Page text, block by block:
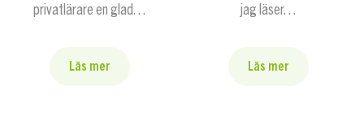
privatlärare en glad…
Läs mer
jag läser…
Läs mer